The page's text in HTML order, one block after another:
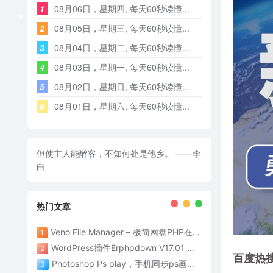
百度热
1
08月06日，星期四, 每天60秒读懂...
2
08月05日，星期三, 每天60秒读懂...
3
08月04日，星期二, 每天60秒读懂...
4
08月03日，星期一, 每天60秒读懂...
5
08月02日，星期日, 每天60秒读懂...
6
08月01日，星期六, 每天60秒读懂...
但使主人能醉客，不知何处是他乡。 ——李
白
热门文章
1 Veno File Manager – 极简网盘PHP在线网盘系统- v4.1
2 WordPress插件Erphpdown V17.01 为网站添加付费下载功能
3 Photoshop Ps play，手机同步ps画面神器